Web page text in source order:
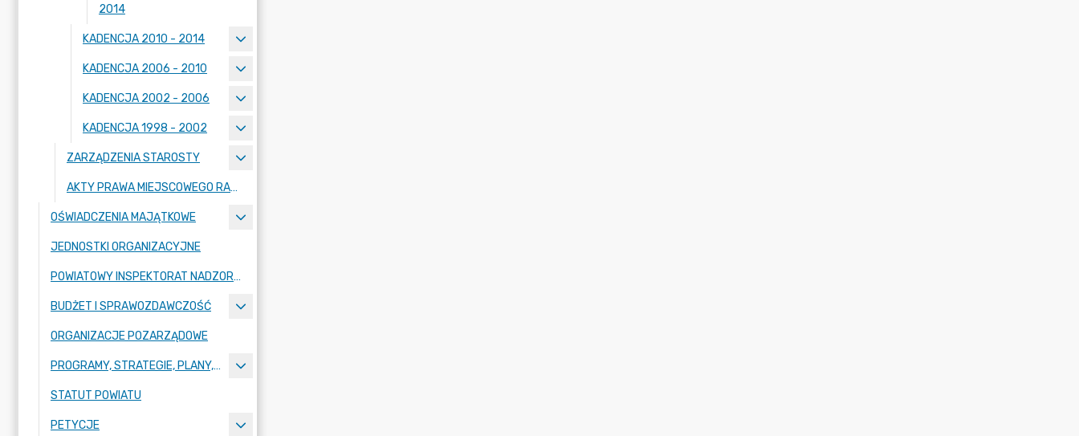
2014
KADENCJA 2010 - 2014
KADENCJA 2006 - 2010
KADENCJA 2002 - 2006
KADENCJA 1998 - 2002
ZARZĄDZENIA STAROSTY
AKTY PRAWA MIEJSCOWEGO RADY POWIATU ZGORZELECKIEGO
OŚWIADCZENIA MAJĄTKOWE
JEDNOSTKI ORGANIZACYJNE
POWIATOWY INSPEKTORAT NADZORU BUDOWLANEGO
BUDŻET I SPRAWOZDAWCZOŚĆ
ORGANIZACJE POZARZĄDOWE
PROGRAMY, STRATEGIE, PLANY, RAPORTY
STATUT POWIATU
PETYCJE